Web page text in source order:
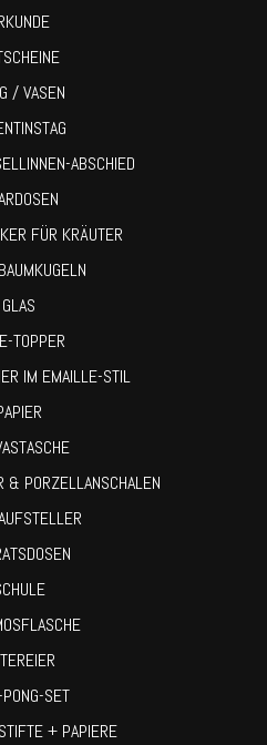
/ VASEN
ABSCHIED
FÜR KRÄUTER
GLAS
TOPPER
IM EMAILLE-STIL
& PORZELLANSCHALEN
SET
+ PAPIERE